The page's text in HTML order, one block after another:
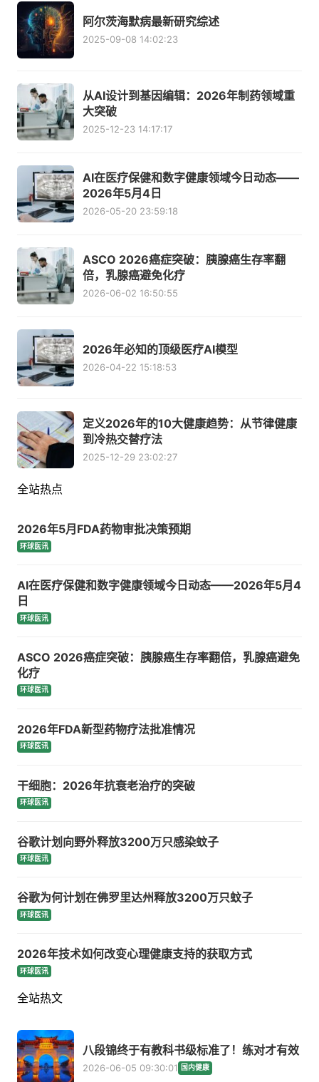
阿尔茨海默病最新研究综述
2025-09-08 14:02:23
从AI设计到基因编辑：2026年制药领域重
大突破
2025-12-23 14:17:17
AI在医疗保健和数字健康领域今日动态——
2026年5月4日
2026-05-20 23:59:18
ASCO 2026癌症突破：胰腺癌生存率翻
倍，乳腺癌避免化疗
2026-06-02 16:50:55
2026年必知的顶级医疗AI模型
2026-04-22 15:18:53
定义2026年的10大健康趋势：从节律健康
到冷热交替疗法
2025-12-29 23:02:27
全站热点
2026年5月FDA药物审批决策预期
环球医讯
AI在医疗保健和数字健康领域今日动态——2026年5月4
日
环球医讯
ASCO 2026癌症突破：胰腺癌生存率翻倍，乳腺癌避免
化疗
环球医讯
2026年FDA新型药物疗法批准情况
环球医讯
干细胞：2026年抗衰老治疗的突破
环球医讯
谷歌计划向野外释放3200万只感染蚊子
环球医讯
谷歌为何计划在佛罗里达州释放3200万只蚊子
环球医讯
2026年技术如何改变心理健康支持的获取方式
环球医讯
全站热文
八段锦终于有教科书级标准了！练对才有效
2026-06-05 09:30:01 国内健康